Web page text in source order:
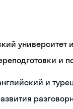
университет
и
и